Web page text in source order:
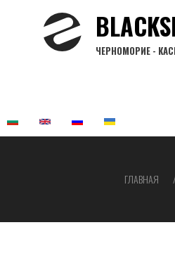
ЧЕРНОМОРИЕ -
навигации
ГЛАВНАЯ